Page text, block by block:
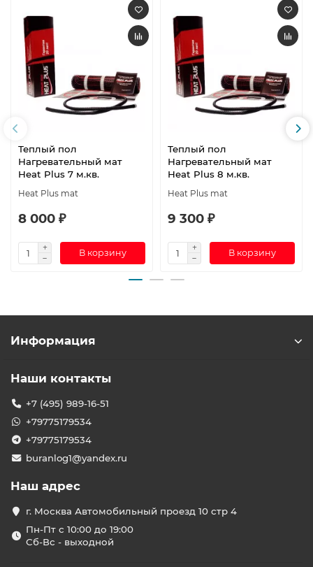
Теплый пол
Нагревательный мат
Heat Plus 7 м.кв.
Heat Plus mat
8 000 ₽
В корзину
Теплый пол
Нагревательный мат
Heat Plus 8 м.кв.
Heat Plus mat
9 300 ₽
В корзину
Информация
Наши контакты
+7 (495) 989-16-51
+79775179534
+79775179534
buranlog1@yandex.ru
Наш адрес
г. Москва Автомобильный проезд 10 стр 4
Пн-Пт с 10:00 до 19:00
Сб-Вс - выходной